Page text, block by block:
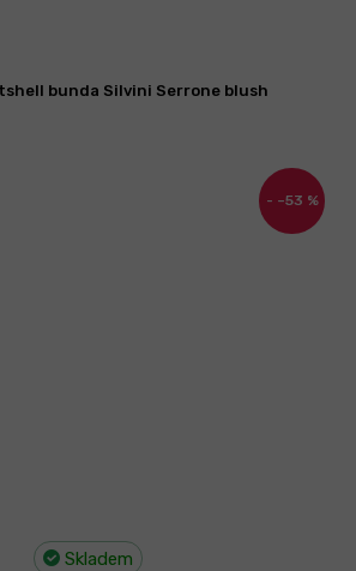
–53 %
bunda Silvini Serrone blush
Skladem